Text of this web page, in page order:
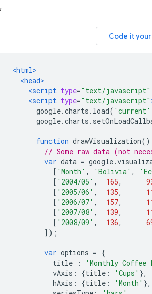
<html>
<head>
<script type="text/javascript"
<script type="text/javascript"
google.charts . load( 'current'
google.charts .
function drawVisualization()
// Some raw data (not
var data = google.
[ 'Month' , 'Bolivia' ,
[ '2004/05' , 165,
[ '2005/06' , 135,
[ '2006/07' , 157,
[ '2007/08' , 139,
[ '2008/09' , 136,
]);
var options = {
title
:
'Monthly Coffee
vAxis : {title : 'Cups' },
hAxis : {title : 'Month' },